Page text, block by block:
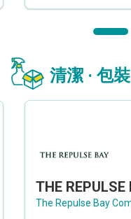
清潔 · 包
The Repulse Bay